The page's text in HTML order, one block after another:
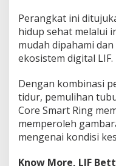
Perangkat ini
hidup sehat melalui
mudah dipahami
ekosistem digital LIF.
Dengan kombinasi
tidur, pemulihan
Core Smart Ring
memperoleh
mengenai kondisi
Know More, LIF